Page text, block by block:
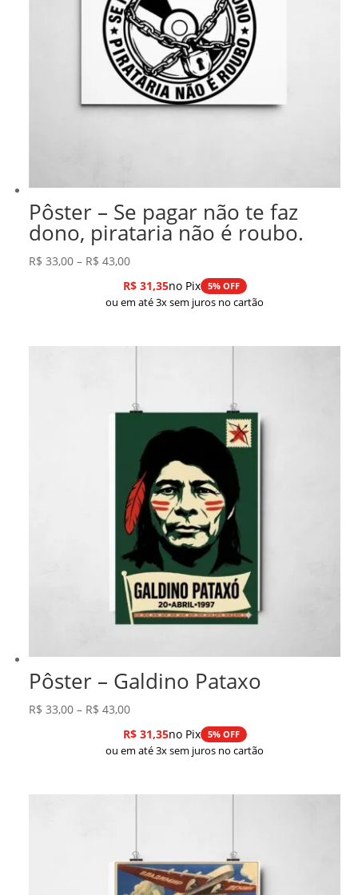
Pôster – Se pagar não te faz
dono, pirataria não é roubo.
R$ 33,00 – R$ 43,00Faixa
de
preço:
através
R$31,35no Pix 5% OFF
ou em até 3x sem juros no cartão
Pôster – Galdino Pataxo
R$ 33,00 – R$ 43,00Faixa
de
preço:
através
R$31,35no Pix 5% OFF
ou em até 3x sem juros no cartão